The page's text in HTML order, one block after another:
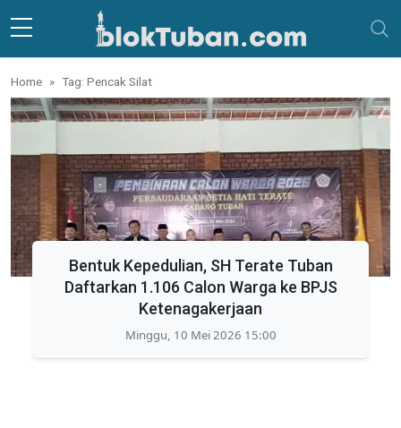
Skip to main content
Home Tag: Pencak Silat
Bentuk Kepedulian, SH Terate Tuban
Daftarkan 1.106 Calon Warga ke BPJS
Ketenagakerjaan
Minggu, 10 Mei 2026 15:00